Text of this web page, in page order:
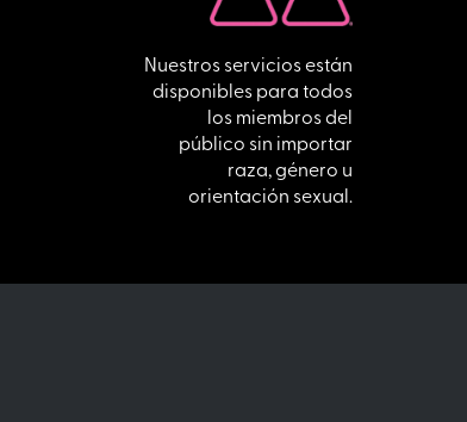
Nuestros servicios están
disponibles para todos
los miembros del
público sin importar
raza, género u
orientación sexual.